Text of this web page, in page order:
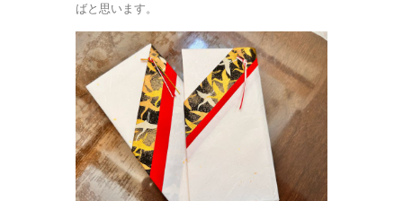
ばと思います。